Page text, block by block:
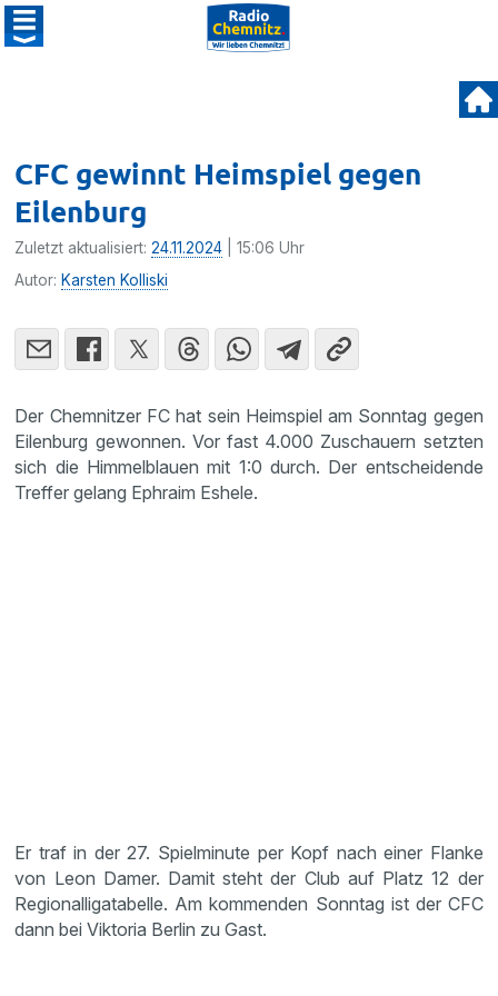
CFC gewinnt Heimspiel gegen
Eilenburg
Zuletzt aktualisiert:24.11.2024 | 15:06 Uhr
Autor: Karsten Kolliski
Der Chemnitzer FC hat sein Heimspiel am Sonntag gegen
Eilenburg gewonnen. Vor fast 4.000 Zuschauern setzten
sich die Himmelblauen mit 1:0 durch. Der entscheidende
Treffer gelang Ephraim Eshele.
Er traf in der 27. Spielminute per Kopf nach einer Flanke
von Leon Damer. Damit steht der Club auf Platz 12 der
Regionalligatabelle. Am kommenden Sonntag ist der CFC
dann bei Viktoria Berlin zu Gast.